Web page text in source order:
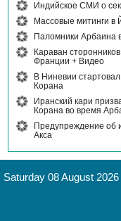
Индийское СМИ о
Массовые митинги в
Паломники Арбаина
Караван
Франции + Видео
В Ниневии
Корана
Иранский кари
Корана во время
Предупреждение об
Акса
Saturday 08 August 2026